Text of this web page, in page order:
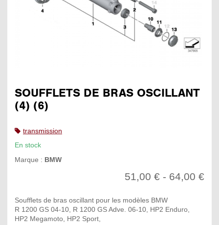
SOUFFLETS DE BRAS OSCILLANT
(4) (6)
transmission
En stock
Marque : BMW
51,00 € - 64,00 €
Soufflets de bras oscillant pour les modèles BMW
R 1200 GS 04-10, R 1200 GS Adve. 06-10, HP2 Enduro,
HP2 Megamoto, HP2 Sport,